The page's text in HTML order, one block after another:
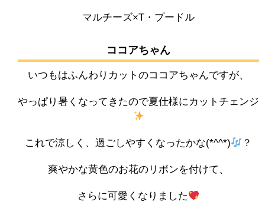
マルチーズ×T・プードル
ココアちゃん
いつもはふんわりカットのココアちゃんですが、
やっぱり暑くなってきたので夏仕様にカットチェンジ
これで涼しく、過ごしやすくなったかな(*^^*) ？
爽やかな黄色のお花のリボンを付けて、
さらに可愛くなりました